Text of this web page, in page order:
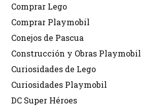
Comprar Lego
Comprar Playmobil
Conejos de Pascua
Construcción y Obras Playmobil
Curiosidades de Lego
Curiosidades Playmobil
DC Super Héroes